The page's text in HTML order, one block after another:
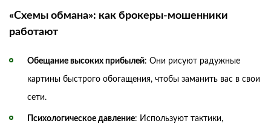
«Схемы обмана»: как брокеры-мошенники
работают
Обещание высоких прибылей: Они рисуют радужные
картины быстрого обогащения, чтобы заманить вас в свои
сети.
Психологическое давление: Используют тактики,